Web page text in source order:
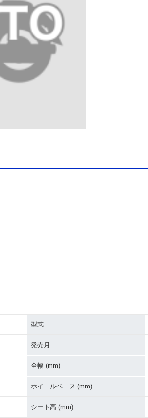
型式
発売月
全幅 (mm)
ホイールベース (mm)
シート高 (mm)